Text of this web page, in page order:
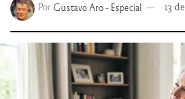
Por Gustavo Aro - Especial 13